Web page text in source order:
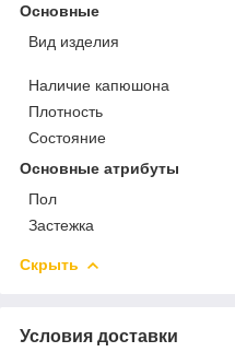
Основные
Вид изделия
Наличие капюшона
Плотность
Состояние
Основные атрибуты
Пол
Застежка
Скрыть
Условия доставки